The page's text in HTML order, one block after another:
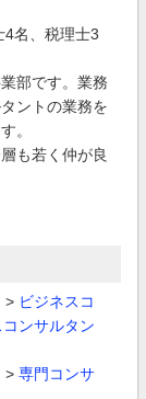
4名、税理士3
部です。業務
ントの業務を
。
も若く仲が良
> ビジネスコ
コンサルタン
> 専門コンサ